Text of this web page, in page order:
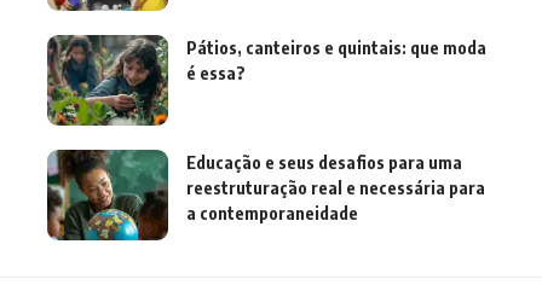
Pátios, canteiros e quintais: que moda
é essa?
Educação e seus desafios para uma
reestruturação real e necessária para
a contemporaneidade